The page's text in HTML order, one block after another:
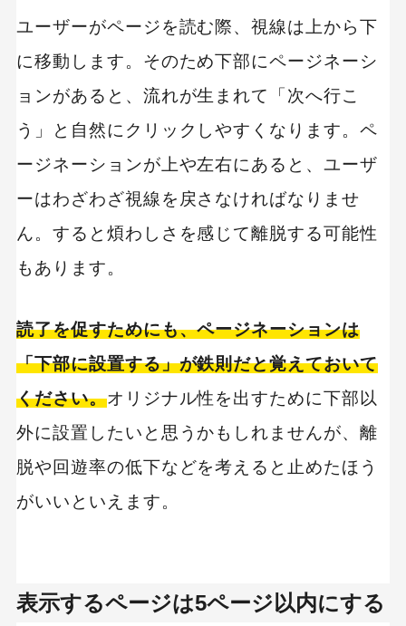
ユーザーがページを読む際、視線は上から下
に移動します。そのため下部にページネーシ
ョンがあると、流れが生まれて「次へ行こ
う」と自然にクリックしやすくなります。ペ
ージネーションが上や左右にあると、ユーザ
ーはわざわざ視線を戻さなければなりませ
ん。すると煩わしさを感じて離脱する可能性
もあります。
読了を促すためにも、ページネーションは
「下部に設置する」が鉄則だと覚えておいて
ください。オリジナル性を出すために下部以
外に設置したいと思うかもしれませんが、離
脱や回遊率の低下などを考えると止めたほう
がいいといえます。
表示するページは5ページ以内にする